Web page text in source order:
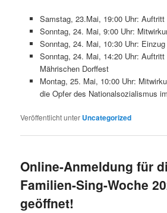
Samstag, 23.Mai, 19:00 Uhr:
Sonntag, 24. Mai, 9:00 Uhr:
Sonntag, 24. Mai, 10:30 Uhr:
Sonntag, 24. Mai, 14:20 Uhr:
Mährischen Dorffest
Montag, 25. Mai, 10:00 Uhr:
die Opfer des Nationalsozialismus
Veröffentlicht unter Uncategorized
Online-Anmeldung für
Familien-Sing-Woche
geöffnet!